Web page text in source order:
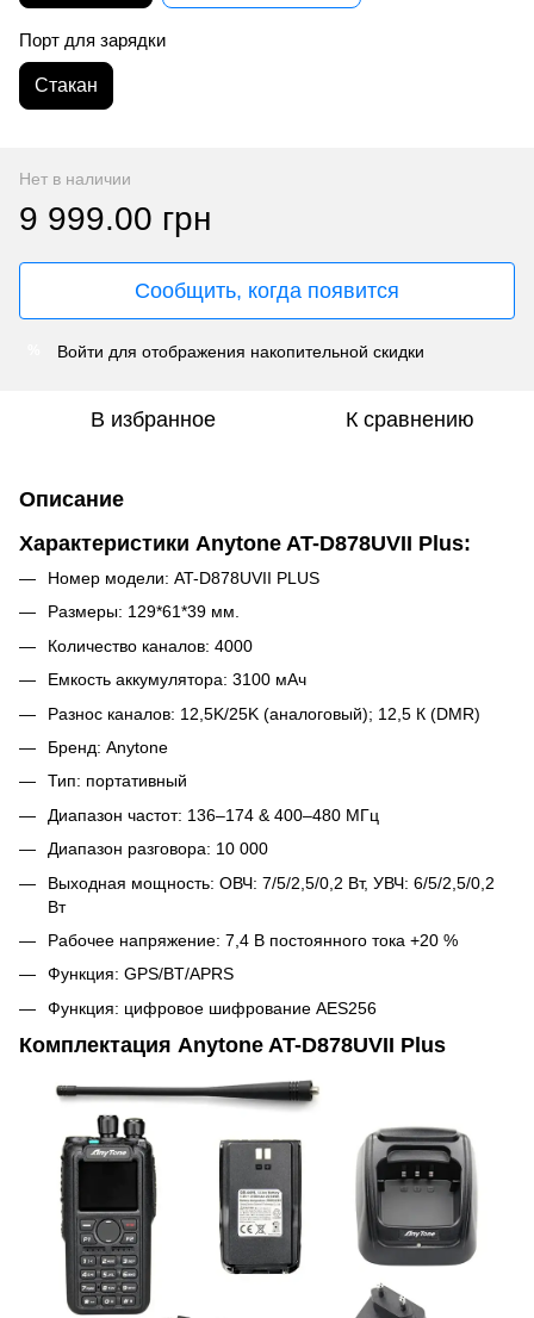
Порт для зарядки
Стакан
Нет в наличии
9 999.00 грн
Сообщить, когда появится
Войти для отображения накопительной скидки
В избранное К сравнению
Описание
Характеристики Anytone AT-D878UVII Plus:
Номер модели: AT-D878UVII PLUS
Размеры: 129*61*39 мм.
Количество каналов: 4000
Емкость аккумулятора: 3100 мАч
Разнос каналов: 12,5K/25K (аналоговый); 12,5 К (DMR)
Бренд: Anytone
Тип: портативный
Диапазон частот: 136–174 & 400–480 МГц
Диапазон разговора: 10 000
Выходная мощность: ОВЧ: 7/5/2,5/0,2 Вт, УВЧ: 6/5/2,5/0,2
Вт
Рабочее напряжение: 7,4 В постоянного тока +20 %
Функция: GPS/BT/APRS
Функция: цифровое шифрование AES256
Комплектация Anytone AT-D878UVII Plus